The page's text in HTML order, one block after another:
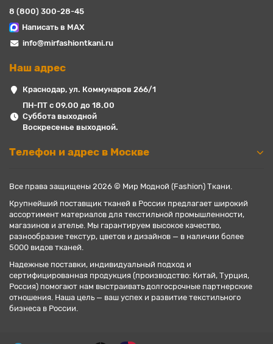
8 (800) 300-28-45
Написать в MAX
info@mirfashiontkani.ru
Наш адрес
Краснодар, ул. Коммунаров 266/1
ПН-ПТ с 09.00 до 18.00
Суббота выходной
Воскресенье выходной.
Телефон и адрес в Москве
Все права защищены 2026 © Мир Модной (Fashion) Ткани.
Крупнейший поставщик тканей в России предлагает широкий
ассортимент материалов для текстильной промышленности,
магазинов и ателье. Мы гарантируем высокое качество,
разнообразие текстур, цветов и дизайнов — в наличии более
5000 видов тканей.
Надежные поставки, индивидуальный подход и
сертифицированная продукция (производство: Китай, Турция,
Россия) помогают нам выстраивать долгосрочные партнерские
отношения. Наша цель — ваш успех и развитие текстильного
бизнеса в России.